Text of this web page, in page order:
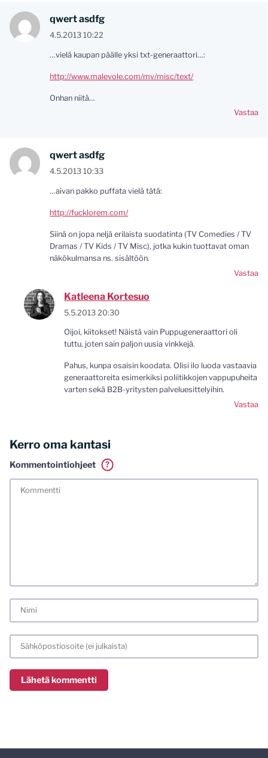
qwert asdfg
4.5.2013 10:22
…vielä kaupan päälle yksi txt-generaattori…:
http://www.malevole.com/mv/misc/text/
Onhan niitä…
Vastaa
qwert asdfg
4.5.2013 10:33
…aivan pakko puffata vielä tätä:
http://fucklorem.com/
Siinä on jopa neljä erilaista suodatinta (TV Comedies / TV
Dramas / TV Kids / TV Misc), jotka kukin tuottavat oman
näkökulmansa ns. sisältöön.
Vastaa
Katleena Kortesuo
5.5.2013 20:30
Oijoi, kiitokset! Näistä vain Puppugeneraattori oli
tuttu, joten sain paljon uusia vinkkejä.
Pahus, kunpa osaisin koodata. Olisi ilo luoda vastaavia
generaattoreita esimerkiksi poliitikkojen vappupuheita
varten sekä B2B-yritysten palveluesittelyihin.
Vastaa
Kerro oma kantasi
Kommentointiohjeet
?
meiliosoitteen. Minua ja mielipiteitäni saa ilman muuta